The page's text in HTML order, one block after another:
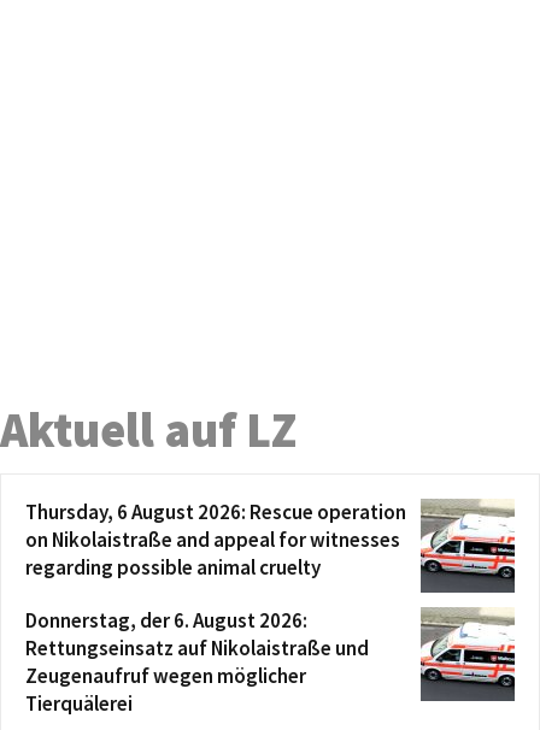
Aktuell auf LZ
Thursday, 6 August 2026: Rescue operation
on Nikolaistraße and appeal for witnesses
regarding possible animal cruelty
Donnerstag, der 6. August 2026:
Rettungseinsatz auf Nikolaistraße und
Zeugenaufruf wegen möglicher
Tierquälerei